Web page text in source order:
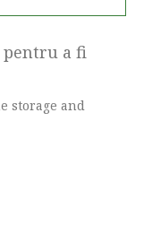
a fi
storage and